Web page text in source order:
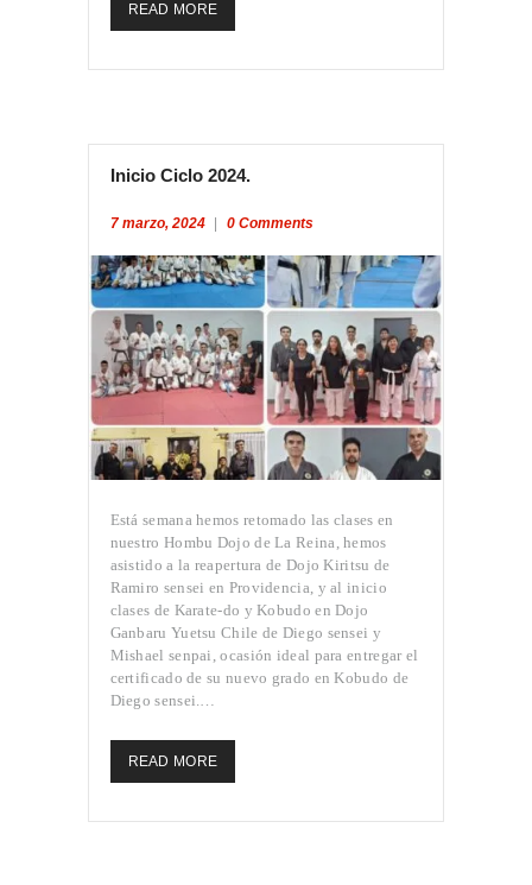
READ MORE
Inicio Ciclo 2024.
7 marzo, 2024 0 Comments
Está semana hemos retomado las clases en
nuestro Hombu Dojo de La Reina, hemos
asistido a la reapertura de Dojo Kiritsu de
Ramiro sensei en Providencia, y al inicio
clases de Karate-do y Kobudo en Dojo
Ganbaru Yuetsu Chile de Diego sensei y
Mishael senpai, ocasión ideal para entregar el
certificado de su nuevo grado en Kobudo de
Diego sensei.…
READ MORE